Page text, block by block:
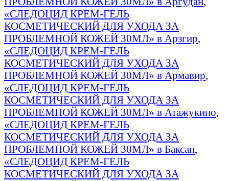
«СЛЕДОЦИД КРЕМ-ГЕЛЬ
КОСМЕТИЧЕСКИЙ ДЛЯ УХОДА ЗА
ПРОБЛЕМНОЙ КОЖЕЙ 30МЛ» в Арзгир,
«СЛЕДОЦИД КРЕМ-ГЕЛЬ
КОСМЕТИЧЕСКИЙ ДЛЯ УХОДА ЗА
ПРОБЛЕМНОЙ КОЖЕЙ 30МЛ» в Армавир,
«СЛЕДОЦИД КРЕМ-ГЕЛЬ
КОСМЕТИЧЕСКИЙ ДЛЯ УХОДА ЗА
ПРОБЛЕМНОЙ КОЖЕЙ 30МЛ» в Атажукино,
«СЛЕДОЦИД КРЕМ-ГЕЛЬ
КОСМЕТИЧЕСКИЙ ДЛЯ УХОДА ЗА
ПРОБЛЕМНОЙ КОЖЕЙ 30МЛ» в Баксан,
«СЛЕДОЦИД КРЕМ-ГЕЛЬ
КОСМЕТИЧЕСКИЙ ДЛЯ УХОДА ЗА